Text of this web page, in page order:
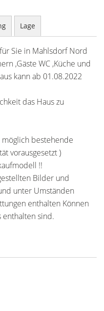
Lage
Sie in Mahlsdorf Nord
,Gäste WC ,Küche und
kann ab 01.08.2022
das Haus zu
möglich bestehende
vorausgesetzt )
!!
Bilder und
unter Umständen
enthalten Können
sind.